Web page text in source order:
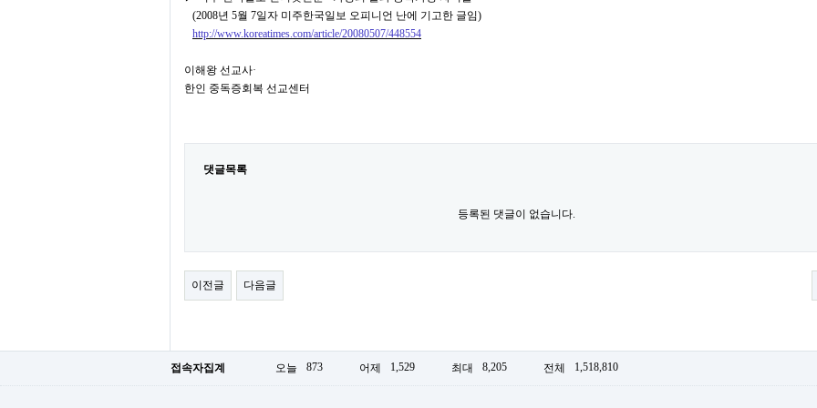
(2008년 5월 7일자 미주한국일보 오피니언 난에 기고한 글임)
http://www.koreatimes.com/article/20080507/448554
이해왕 선교사·
한인 중독증회복 선교센터
댓글목록
등록된 댓글이 없습니다.
이전글 다음글
접속자집계 오늘 873 어제 1,529 최대 8,205 전체 1,518,810